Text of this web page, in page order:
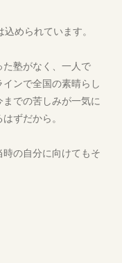
められています。
塾がなく、一人で
ンで全国の素晴らし
での苦しみが一気に
ずだから。
の自分に向けてもそ